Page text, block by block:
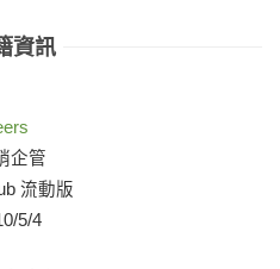
資訊
企管
流動版
5/4